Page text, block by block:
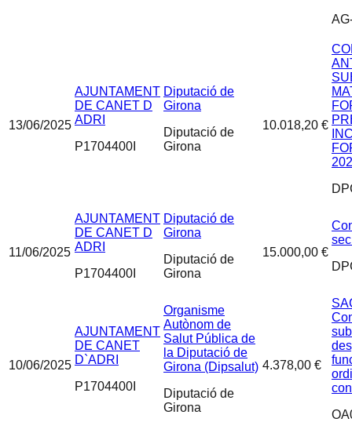
13/06/2025
AJUNTAMENT
DE CANET D
ADRI
P1704400I
Diputació de
Girona
Diputació de
Girona
10.018,20 €
11/06/2025
AJUNTAMENT
DE CANET D
ADRI
P1704400I
Diputació de
Girona
Diputació de
Girona
15.000,00 €
10/06/2025
AJUNTAMENT
DE CANET
D`ADRI
P1704400I
Organisme
Autònom de
Salut Pública de
la Diputació de
Girona (Dipsalut)
Diputació de
Girona
4.378,00 €